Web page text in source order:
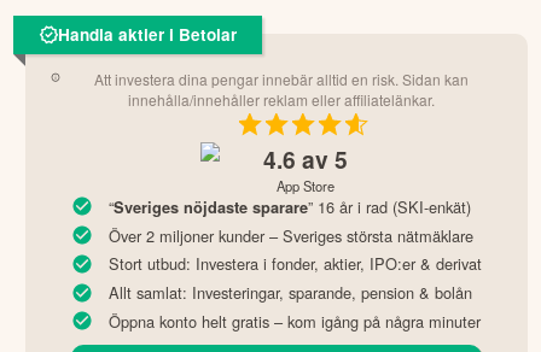
Handla aktier i Betolar
Att investera dina pengar innebär alltid en risk. Sidan kan
innehålla/innehåller reklam eller affiliatelänkar.
4.6 av 5
App Store
“Sveriges nöjdaste sparare” 16 år i rad (SKI-enkät)
Över 2 miljoner kunder – Sveriges största nätmäklare
Stort utbud: Investera i fonder, aktier, IPO:er & derivat
Allt samlat: Investeringar, sparande, pension & bolån
Öppna konto helt gratis – kom igång på några minuter